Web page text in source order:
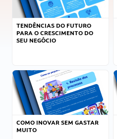
TENDÊNCIAS DO FUTURO
PARA O CRESCIMENTO DO
SEU NEGÓCIO
COMO INOVAR SEM GASTAR
MUITO